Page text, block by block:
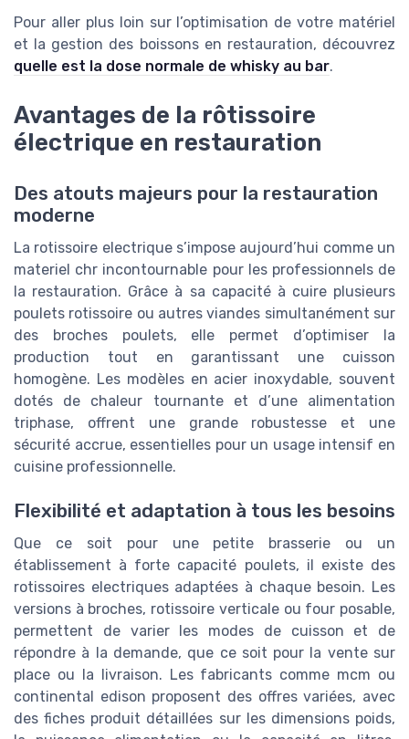
Pour aller plus loin sur l’optimisation de votre matériel
et la gestion des boissons en restauration, découvrez
quelle est la dose normale de whisky au bar.
Avantages de la rôtissoire
électrique en restauration
Des atouts majeurs pour la restauration
moderne
La rotissoire electrique s’impose aujourd’hui comme un
materiel chr incontournable pour les professionnels de
la restauration. Grâce à sa capacité à cuire plusieurs
poulets rotissoire ou autres viandes simultanément sur
des broches poulets, elle permet d’optimiser la
production tout en garantissant une cuisson
homogène. Les modèles en acier inoxydable, souvent
dotés de chaleur tournante et d’une alimentation
triphase, offrent une grande robustesse et une
sécurité accrue, essentielles pour un usage intensif en
cuisine professionnelle.
Flexibilité et adaptation à tous les besoins
Que ce soit pour une petite brasserie ou un
établissement à forte capacité poulets, il existe des
rotissoires electriques adaptées à chaque besoin. Les
versions à broches, rotissoire verticale ou four posable,
permettent de varier les modes de cuisson et de
répondre à la demande, que ce soit pour la vente sur
place ou la livraison. Les fabricants comme mcm ou
continental edison proposent des offres variées, avec
des fiches produit détaillées sur les dimensions poids,